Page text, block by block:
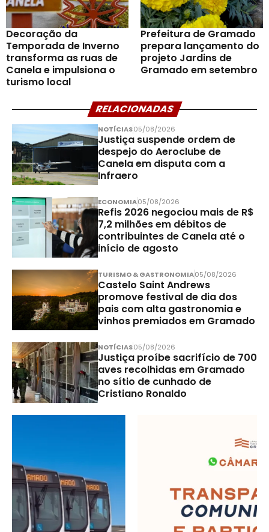
Decoração da
Temporada de Inverno
transforma as ruas de
Canela e impulsiona o
turismo local
Prefeitura de Gramado
prepara lançamento do
projeto Jardins de
Gramado em setembro
RELACIONADAS
NOTÍCIAS05/08/2026
Justiça suspende ordem de
despejo do Aeroclube de
Canela em disputa com a
Infraero
ECONOMIA05/08/2026
Refis 2026 negociou mais de R$
7,2 milhões em débitos de
contribuintes de Canela até o
início de agosto
TURISMO & GASTRONOMIA05/08/2026
Castelo Saint Andrews
promove festival de dia dos
pais com alta gastronomia e
vinhos premiados em Gramado
NOTÍCIAS05/08/2026
Justiça proíbe sacrifício de 700
aves recolhidas em Gramado
no sítio de cunhado de
Cristiano Ronaldo